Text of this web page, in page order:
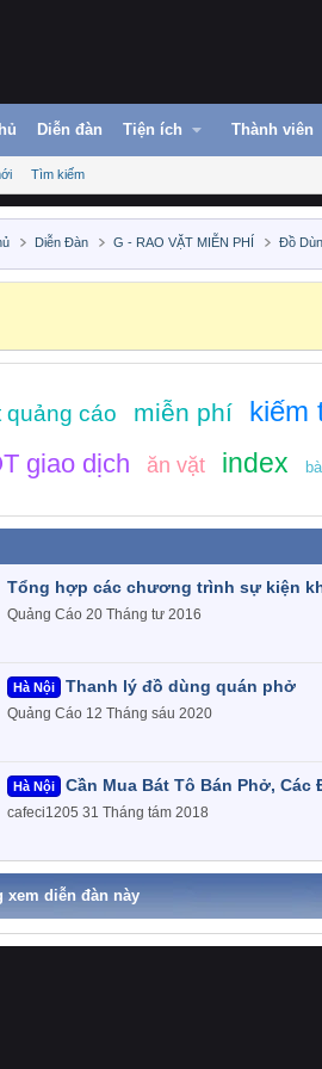
Diễn đàn Tiện ích Thành viên
Tìm kiếm
Diễn Đàn G - RAO VẶT MIỄN PHÍ Đồ
quảng cáo miễn phí kiếm
giao dịch ăn vặt index
Tổng hợp các chương trình sự kiện
Quảng Cáo 20 Tháng tư 2016
Hà Nội Thanh lý đồ dùng quán phở
Quảng Cáo 12 Tháng sáu 2020
Hà Nội Cần Mua Bát Tô Bán Phở,
cafeci1205 31 Tháng tám 2018
xem diễn đàn này